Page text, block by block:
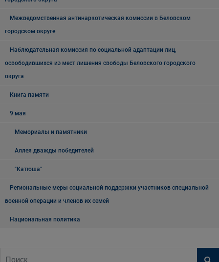
Межведомственная антинаркотическая комиссии в Беловском
городском округе
Наблюдательная комиссия по социальной адаптации лиц,
освободившихся из мест лишения свободы Беловского городского
округа
Книга памяти
9 мая
Мемориалы и памятники
Аллея дважды победителей
"Катюша"
Региональные меры социальной поддержки участников специальной
военной операции и членов их семей
Национальная политика